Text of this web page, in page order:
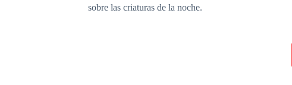
sobre las criaturas de la noche.